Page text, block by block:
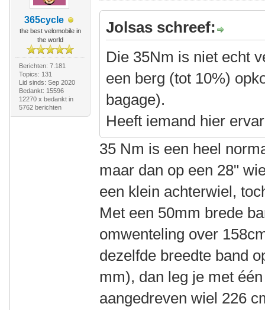
365cycle
the best velomobile in
the world
Berichten: 7.181
Topics: 131
Lid sinds: Sep 2020
Bedankt: 15596
12270 x bedankt in
5762 berichten
Jolsas schreef:
Die 35Nm is niet echt
een berg (tot 10%)
bagage).
Heeft iemand hier
35 Nm is een heel
maar dan op een 28"
een klein achterwiel,
Met een 50mm brede
omwenteling over
dezelfde breedte band
mm), dan leg je met
aangedreven wiel 226